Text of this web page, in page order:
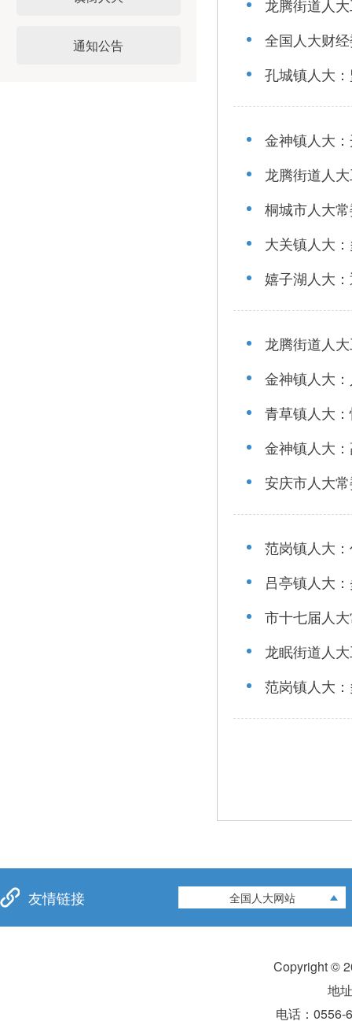
通知公告
龙腾街道人
全国人大财
孔城镇人大
金神镇人大
龙腾街道人
桐城市人大
大关镇人大
嬉子湖人大
龙腾街道人
金神镇人大
青草镇人大
金神镇人大
安庆市人大
范岗镇人大
吕亭镇人大
市十七届人
龙眠街道人
范岗镇人大
友情链接 全国人大网站
Copyright ©
地
电话：